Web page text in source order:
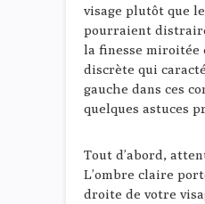
visage plutôt que
pourraient
la finesse miroitée
discrète qui
gauche dans ces
quelques astuces
Tout d’abord,
L’ombre claire
droite de votre